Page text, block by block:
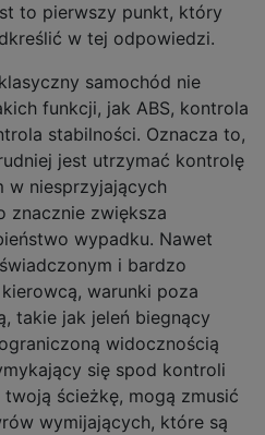
to pierwszy punkt, który
w tej odpowiedzi.
samochód nie
funkcji, jak ABS, kontrola
stabilności. Oznacza to,
jest utrzymać kontrolę
w niesprzyjających
znacznie zwiększa
wypadku. Nawet
i bardzo
warunki poza
takie jak jeleń biegnący
widocznością
się spod kontroli
twoją ścieżkę, mogą zmusić
wymijających, które są